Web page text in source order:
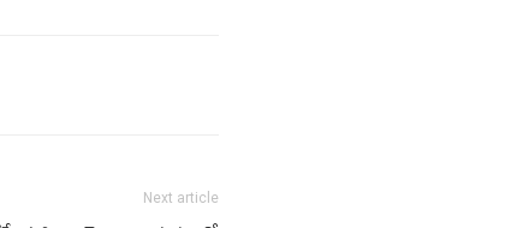
Next article